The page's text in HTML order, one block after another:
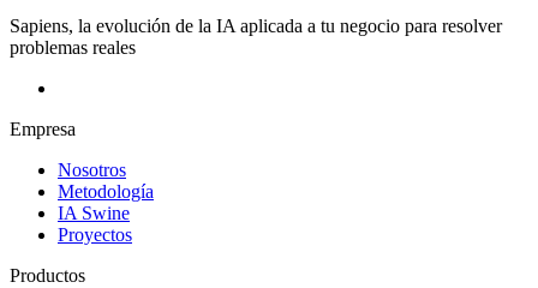
Sapiens, la evolución de la IA aplicada a tu negocio para resolver
problemas reales
Empresa
Nosotros
Metodología
IA Swine
Proyectos
Productos